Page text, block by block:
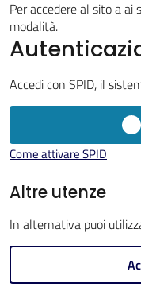
Servizi
Vivere
Imola
V
s
i
Per accedere al sito a ai
modalità.
Accedi con SPID, il
Come attivare SPID
Altre utenze
In alternativa puoi